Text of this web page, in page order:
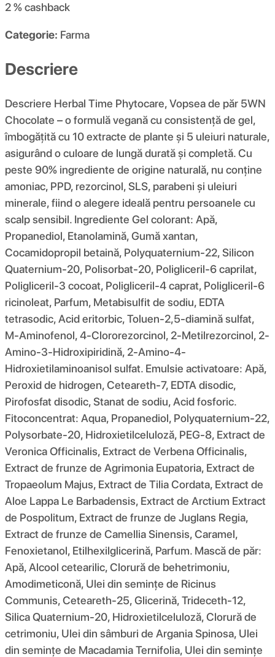
2 %cashback
Categorie: Farma
Descriere
Descriere Herbal Time Phytocare, Vopsea de păr 5WN
Chocolate – o formulă vegană cu consistență de gel,
îmbogățită cu 10 extracte de plante și 5 uleiuri naturale,
asigurând o culoare de lungă durată și completă. Cu
peste 90% ingrediente de origine naturală, nu conține
amoniac, PPD, rezorcinol, SLS, parabeni și uleiuri
minerale, fiind o alegere ideală pentru persoanele cu
scalp sensibil. Ingrediente Gel colorant: Apă,
Propanediol, Etanolamină, Gumă xantan,
Cocamidopropil betaină, Polyquaternium-22, Silicon
Quaternium-20, Polisorbat-20, Poligliceril-6 caprilat,
Poligliceril-3 cocoat, Poligliceril-4 caprat, Poligliceril-6
ricinoleat, Parfum, Metabisulfit de sodiu, EDTA
tetrasodic, Acid eritorbic, Toluen-2,5-diamină sulfat,
M-Aminofenol, 4-Clororezorcinol, 2-Metilrezorcinol, 2-
Amino-3-Hidroxipiridină, 2-Amino-4-
Hidroxietilaminoanisol sulfat. Emulsie activatoare: Apă,
Peroxid de hidrogen, Ceteareth-7, EDTA disodic,
Pirofosfat disodic, Stanat de sodiu, Acid fosforic.
Fitoconcentrat: Aqua, Propanediol, Polyquaternium-22,
Polysorbate-20, Hidroxietilceluloză, PEG-8, Extract de
Veronica Officinalis, Extract de Verbena Officinalis,
Extract de frunze de Agrimonia Eupatoria, Extract de
Tropaeolum Majus, Extract de Tilia Cordata, Extract de
Aloe Lappa Le Barbadensis, Extract de Arctium Extract
de Pospolitum, Extract de frunze de Juglans Regia,
Extract de frunze de Camellia Sinensis, Caramel,
Fenoxietanol, Etilhexilglicerină, Parfum. Mască de păr:
Apă, Alcool cetearilic, Clorură de behetrimoniu,
Amodimeticonă, Ulei din semințe de Ricinus
Communis, Ceteareth-25, Glicerină, Trideceth-12,
Silica Quaternium-20, Hidroxietilceluloză, Clorură de
cetrimoniu, Ulei din sâmburi de Argania Spinosa, Ulei
din semințe de Macadamia Ternifolia, Ulei din semințe